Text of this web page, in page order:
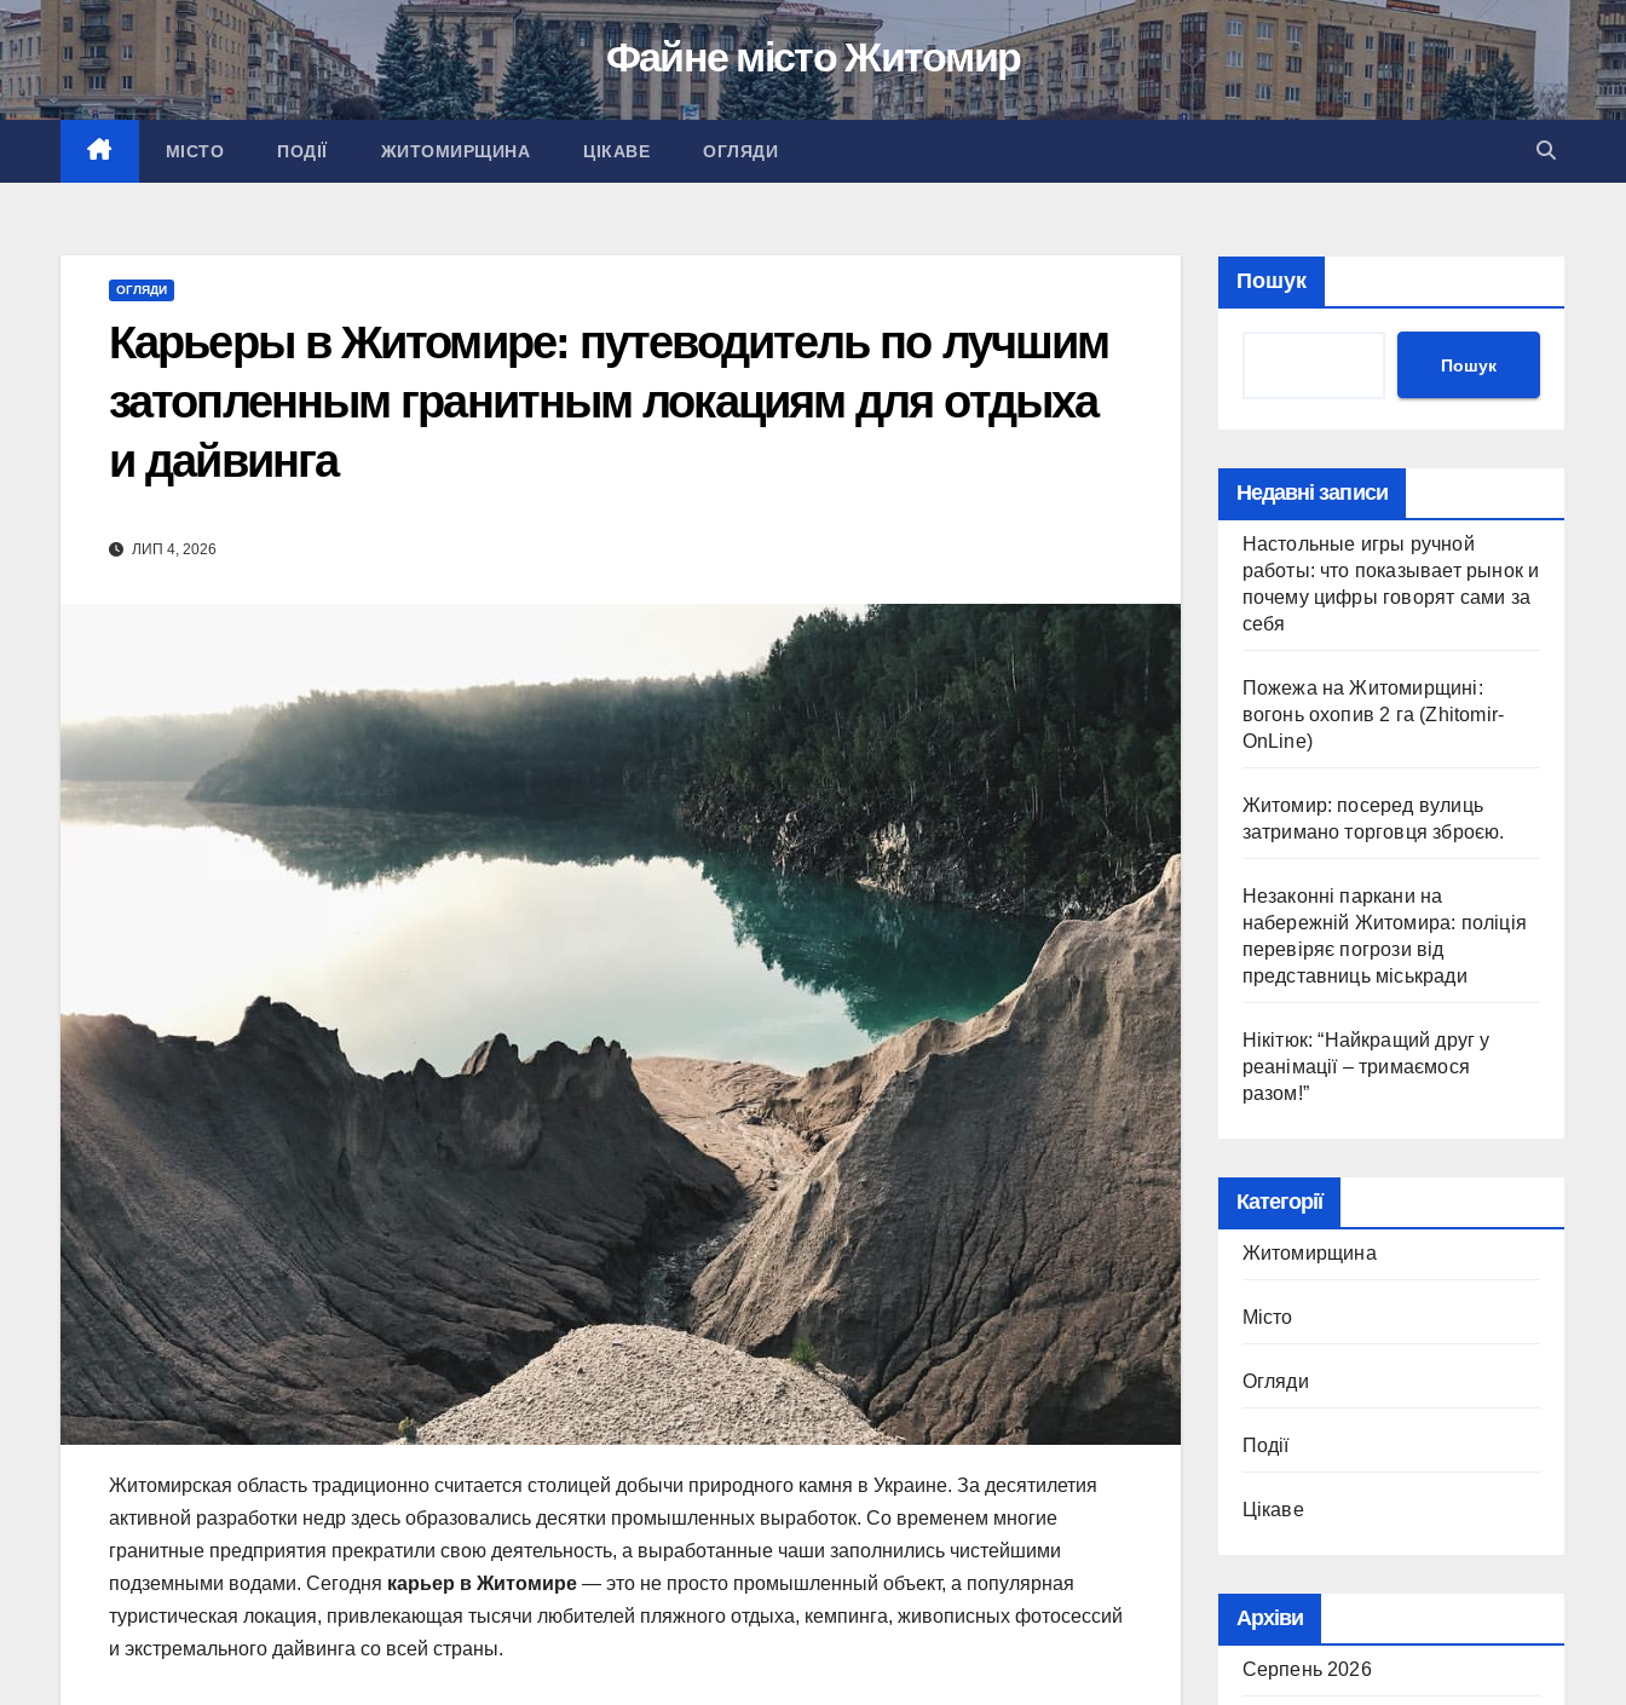
Перейти
до
вмісту
Файне місто Житомир
МІСТО ПОДІЇ ЖИТОМИРЩИНА ЦІКАВЕ ОГЛЯДИ
ОГЛЯДИ
Карьеры в Житомире: путеводитель по лучшим
затопленным гранитным локациям для отдыха
и дайвинга
ЛИП 4, 2026
Житомирская область традиционно считается столицей добычи природного камня в Украине. За десятилетия
активной разработки недр здесь образовались десятки промышленных выработок. Со временем многие
гранитные предприятия прекратили свою деятельность, а выработанные чаши заполнились чистейшими
подземными водами. Сегодня карьер в Житомире — это не просто промышленный объект, а популярная
туристическая локация, привлекающая тысячи любителей пляжного отдыха, кемпинга, живописных фотосессий
и экстремального дайвинга со всей страны.
Пошук
Пошук
Недавні записи
Настольные игры ручной
работы: что показывает рынок и
почему цифры говорят сами за
себя
Пожежа на Житомирщині:
вогонь охопив 2 га (Zhitomir-
OnLine)
Житомир: посеред вулиць
затримано торговця зброєю.
Незаконні паркани на
набережній Житомира: поліція
перевіряє погрози від
представниць міськради
Нікітюк: “Найкращий друг у
реанімації – тримаємося
разом!”
Категорії
Житомирщина
Місто
Огляди
Події
Цікаве
Архіви
Серпень 2026